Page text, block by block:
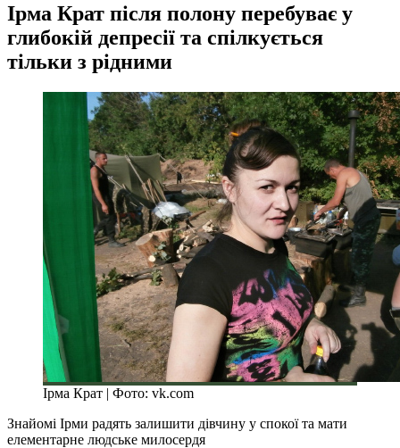
Ірма Крат після полону перебуває у
глибокій депресії та спілкується
тільки з рідними
Ірма Крат | Фото: vk.com
Знайомі Ірми радять залишити дівчину у спокої та мати
елементарне людське милосердя